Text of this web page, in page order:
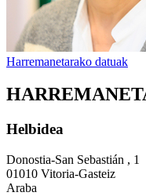
Harremanetarako datuak
Helbidea
Donostia-San Sebastián , 1
01010 Vitoria-Gasteiz
Araba